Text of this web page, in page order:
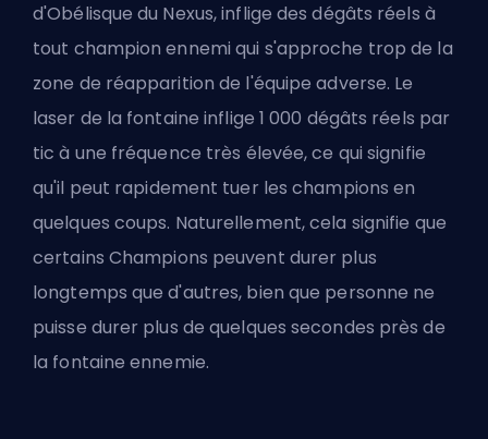
d'Obélisque du Nexus, inflige des dégâts réels à
tout champion ennemi qui s'approche trop de la
zone de réapparition de l'équipe adverse. Le
laser de la fontaine inflige 1 000 dégâts réels par
tic à une fréquence très élevée, ce qui signifie
qu'il peut rapidement tuer les champions en
quelques coups. Naturellement, cela signifie que
certains Champions peuvent durer plus
longtemps que d'autres, bien que personne ne
puisse durer plus de quelques secondes près de
la fontaine ennemie.